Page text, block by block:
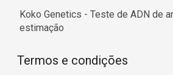
Koko Genetics - Teste de ADN de
estimação
Termos e condições